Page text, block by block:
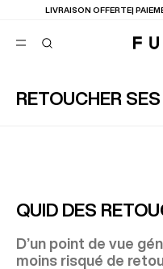
LIVRAISON OFFERTE|
RETOUCHER
QUID DES
D’un point de vue
moins risqué de
MEILLEURES VENTES
NOUVELLE COLLECTION